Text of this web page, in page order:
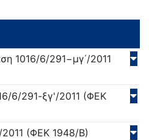
1016/6/291−μγ΄/2011
6/291-ξγ'/2011 (ΦΕΚ
2011 (ΦΕΚ 1948/Β)